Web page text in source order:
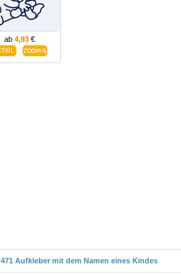
ab 4,93€
471 Aufkleber mit dem Namen eines Kindes